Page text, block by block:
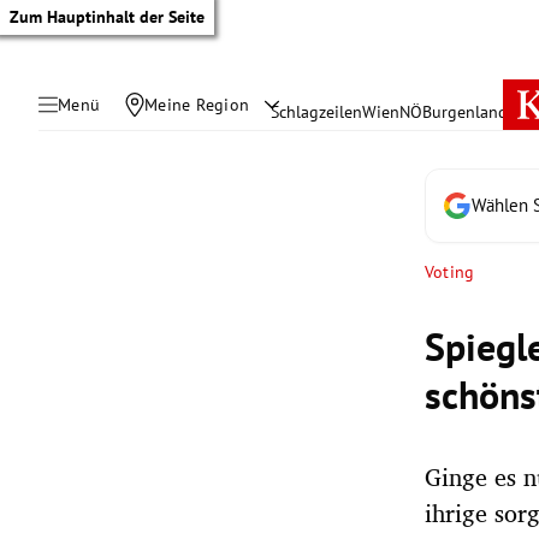
Zum Hauptinhalt der Seite
Menü Meine Region SchlagzeilenWienNÖBurgenland
Wählen
Voting
Ginge es
ihrige